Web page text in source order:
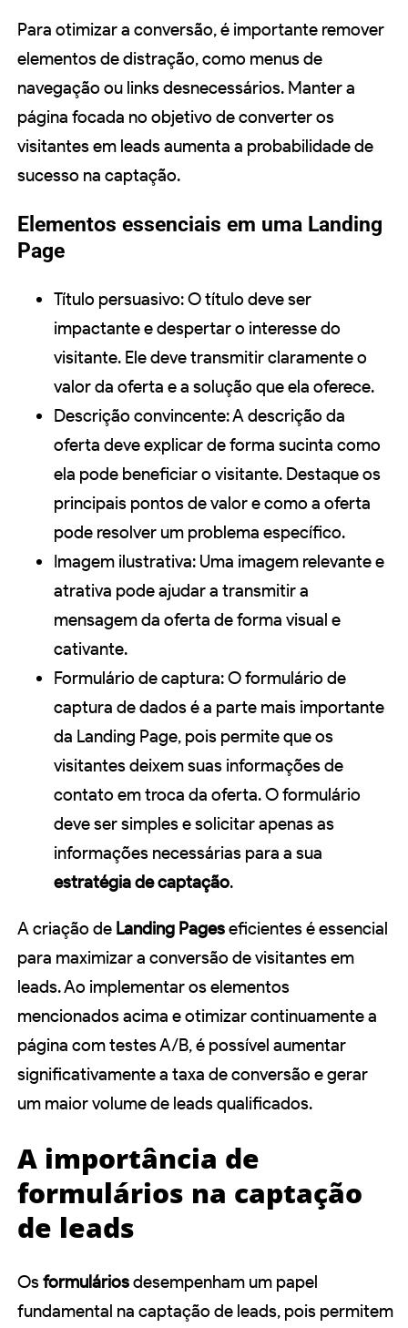
Para otimizar a conversão, é importante remover
elementos de distração, como menus de
navegação ou links desnecessários. Manter a
página focada no objetivo de converter os
visitantes em leads aumenta a probabilidade de
sucesso na captação.
Elementos essenciais em uma Landing
Page
Título persuasivo: O título deve ser
impactante e despertar o interesse do
visitante. Ele deve transmitir claramente o
valor da oferta e a solução que ela oferece.
Descrição convincente: A descrição da
oferta deve explicar de forma sucinta como
ela pode beneficiar o visitante. Destaque os
principais pontos de valor e como a oferta
pode resolver um problema específico.
Imagem ilustrativa: Uma imagem relevante e
atrativa pode ajudar a transmitir a
mensagem da oferta de forma visual e
cativante.
Formulário de captura: O formulário de
captura de dados é a parte mais importante
da Landing Page, pois permite que os
visitantes deixem suas informações de
contato em troca da oferta. O formulário
deve ser simples e solicitar apenas as
informações necessárias para a sua
estratégia de captação.
A criação de Landing Pageseficientes é essencial
para maximizar a conversão de visitantes em
leads. Ao implementar os elementos
mencionados acima e otimizar continuamente a
página com testes A/B, é possível aumentar
significativamente a taxa de conversão e gerar
um maior volume de leads qualificados.
A importância de
formulários na captação
de leads
Osformuláriosdesempenham um papel
fundamental na captação de leads, pois permitem